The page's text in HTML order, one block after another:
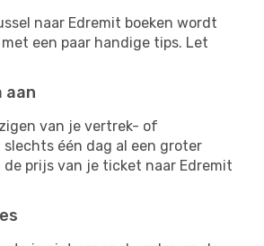
naar Edremit boeken wordt
een paar handige tips. Let
aan
van je vertrek- of
één dag al een groter
de prijs van je ticket naar Edremit